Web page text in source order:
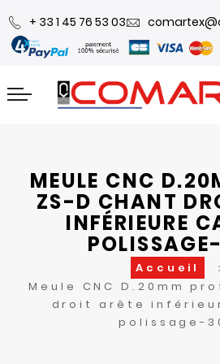
+ 33 1 45 76 53 03
MEULE CNC
ZS-D CHANT
INFÉRIEURE
Accueil
Meule CNC D.20mm
droit arête
polissage-